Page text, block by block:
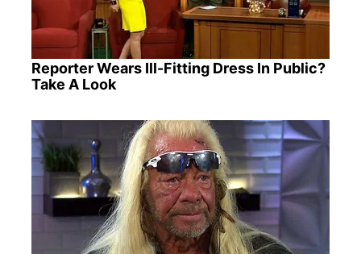
Reporter Wears Ill-Fitting Dress In Public?
Take A Look